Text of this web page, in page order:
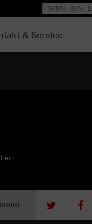
Suche
& Service
SHARE tweet